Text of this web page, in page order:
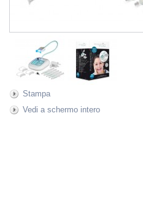
Stampa
Vedi a schermo intero